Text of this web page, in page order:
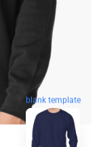
blank template